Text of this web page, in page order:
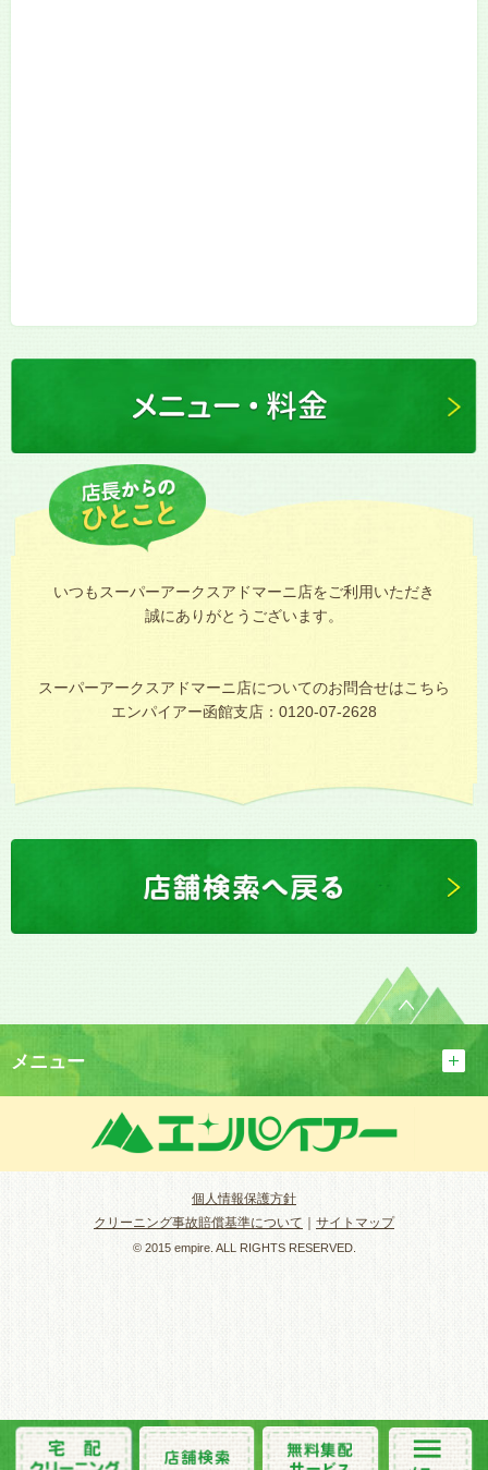
いつもスーパーアークスアドマーニ店をご利用いただき
誠にありがとうございます。
スーパーアークスアドマーニ店についてのお問合せはこちら
エンパイアー函館支店：0120-07-2628
メニュー
個人情報保護方針
クリーニング事故賠償基準について
サイトマップ
© 2015 empire. ALL RIGHTS RESERVED.